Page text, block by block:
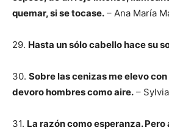
quemar, si se tocase. – Ana María
29. Hasta un sólo cabello hace su
30. Sobre las cenizas me elevo
devoro hombres como aire. –
31. La razón como esperanza.